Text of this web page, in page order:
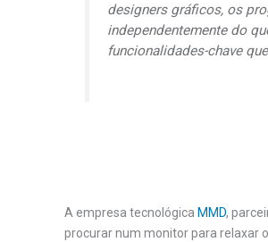
designersgráficos, os
independentemente do
funcionalidades-chave
A empresa tecnológica MMD,
procurar num monitor para relaxar